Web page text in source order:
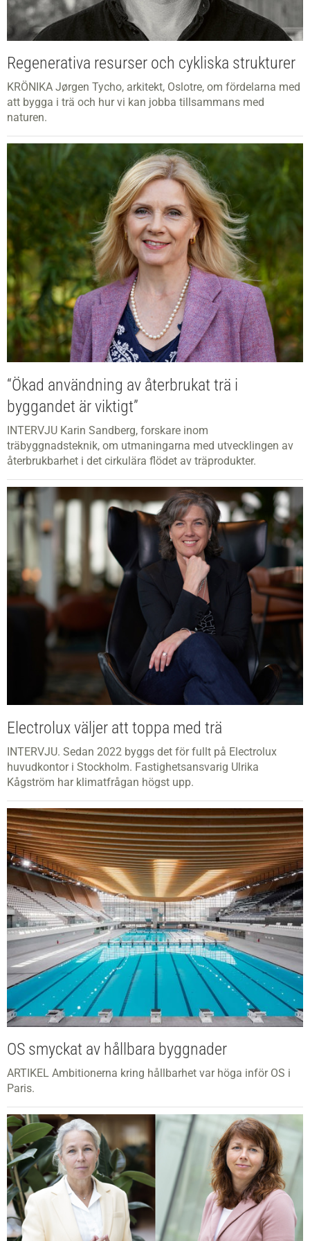
Regenerativa resurser och cykliska strukturer
KRÖNIKA Jørgen Tycho, arkitekt, Oslotre, om fördelarna med
att bygga i trä och hur vi kan jobba tillsammans med
naturen.
“Ökad användning av återbrukat trä i
byggandet är viktigt”
INTERVJU Karin Sandberg, forskare inom
träbyggnadsteknik, om utmaningarna med utvecklingen av
återbrukbarhet i det cirkulära flödet av träprodukter.
Electrolux väljer att toppa med trä
INTERVJU. Sedan 2022 byggs det för fullt på Electrolux
huvudkontor i Stockholm. Fastighetsansvarig Ulrika
Kågström har klimatfrågan högst upp.
OS smyckat av hållbara byggnader
ARTIKEL Ambitionerna kring hållbarhet var höga inför OS i
Paris.